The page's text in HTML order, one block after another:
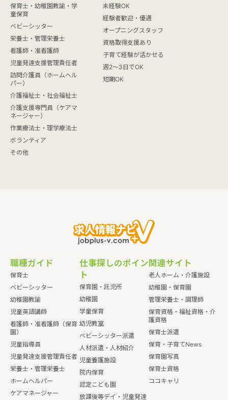
保育士・幼稚園教諭・学
童保育
ベビーシッター
栄養士・管理栄養士
看護師・准看護師
児童発達支援管理責任者
訪問介護員（ホームヘル
パー）
介護福祉士・社会福祉士
介護支援専門員（ケアマ
ネージャー）
作業療法士・理学療法士
ボランティア
その他
未経験OK
経験者歓迎・優遇
オープニングスタッフ
資格取得支援あり
子育て経験が活かせる
週2～3日でOK
短期OK
職種ガイド
保育士
ベビーシッター
幼稚園教諭
児童英語講師
看護師・准看護師（保育
園）
児童指導員
児童発達支援管理責任者
栄養士・管理栄養士
ホームヘルパー
ケアマネージャー
仕事探しのポイン
ト
保育園・託児所
幼稚園
学童保育
幼児教室
ベビーシッター派遣
人材派遣・人材紹介
児童養護施設
院内保育
認定こども園
放課後等デイ・児童発達
関連サイト
老人ホーム・介護施設
幼稚園・保育園
管理栄養士・調理師
保育資格・福祉資格・介
護資格
保育士派遣
保育・子育てNews
保育園写真
保育士資格
ココキャリ